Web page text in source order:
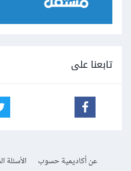
تابعنا على
عن أكاديمية حسوب الأسئلة